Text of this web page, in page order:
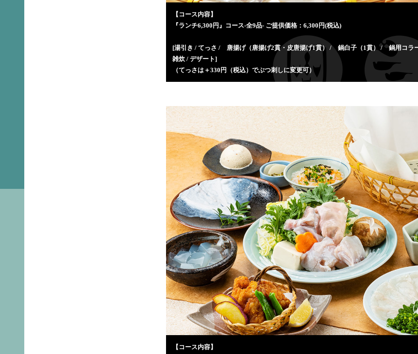
【コース内容】
『ランチ6,300円』コース-全9品- ご提供価格：6,300円(税込)
[湯引き / てっさ / 唐揚げ（唐揚げ2貫・皮唐揚げ1貫） / 鍋白子（1貫） / 鍋用コラ
雑炊 / デザート]
（てっさは＋330円（税込）でぶつ刺しに変更可）
【コース内容】